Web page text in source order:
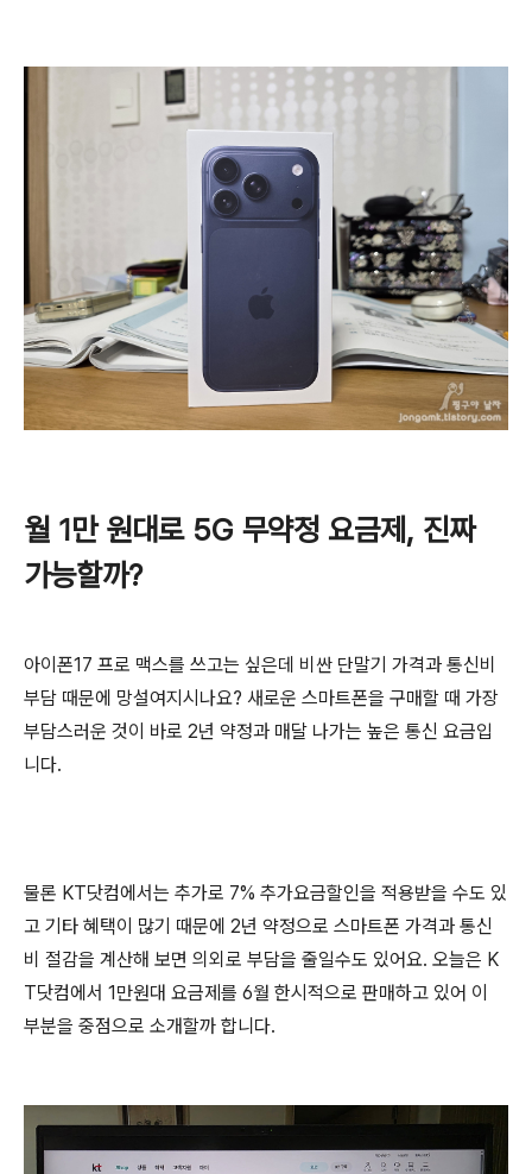
월 1만 원대로 5G 무약정 요금제, 진짜
가능할까?
아이폰17 프로 맥스를 쓰고는 싶은데 비싼 단말기 가격과 통신비
부담 때문에 망설여지시나요? 새로운 스마트폰을 구매할 때 가장
부담스러운 것이 바로 2년 약정과 매달 나가는 높은 통신 요금입
니다.
물론 KT닷컴에서는 추가로 7% 추가요금할인을 적용받을 수도 있
고 기타 혜택이 많기 때문에 2년 약정으로 스마트폰 가격과 통신
비 절감을 계산해 보면 의외로 부담을 줄일수도 있어요. 오늘은 K
T닷컴에서 1만원대 요금제를 6월 한시적으로 판매하고 있어 이
부분을 중점으로 소개할까 합니다.